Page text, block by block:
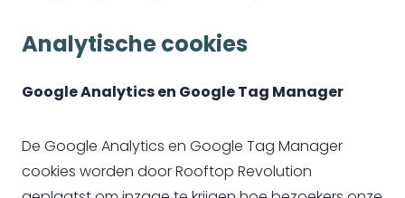
Analytische cookies
Google Analytics en Google Tag Manager
De Google Analytics en Google Tag Manager
cookies worden door Rooftop Revolution